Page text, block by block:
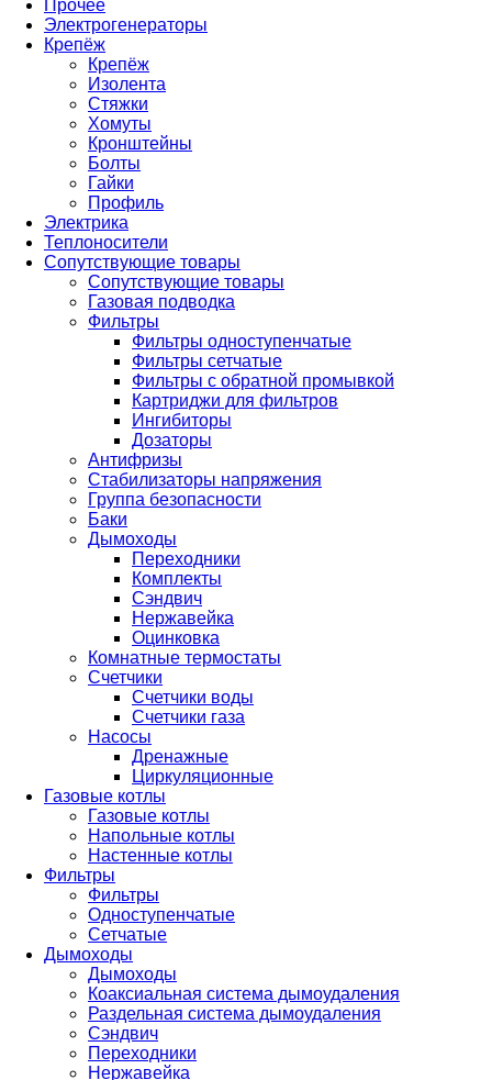
Прочее
Электрогенераторы
Крепёж
Крепёж
Изолента
Стяжки
Хомуты
Кронштейны
Болты
Гайки
Профиль
Электрика
Теплоносители
Сопутствующие товары
Сопутствующие товары
Газовая подводка
Фильтры
Фильтры одноступенчатые
Фильтры сетчатые
Фильтры с обратной промывкой
Картриджи для фильтров
Ингибиторы
Дозаторы
Антифризы
Стабилизаторы напряжения
Группа безопасности
Баки
Дымоходы
Переходники
Комплекты
Сэндвич
Нержавейка
Оцинковка
Комнатные термостаты
Счетчики
Счетчики воды
Счетчики газа
Насосы
Дренажные
Циркуляционные
Газовые котлы
Газовые котлы
Напольные котлы
Настенные котлы
Фильтры
Фильтры
Одноступенчатые
Сетчатые
Дымоходы
Дымоходы
Коаксиальная система дымоудаления
Раздельная система дымоудаления
Сэндвич
Переходники
Нержавейка